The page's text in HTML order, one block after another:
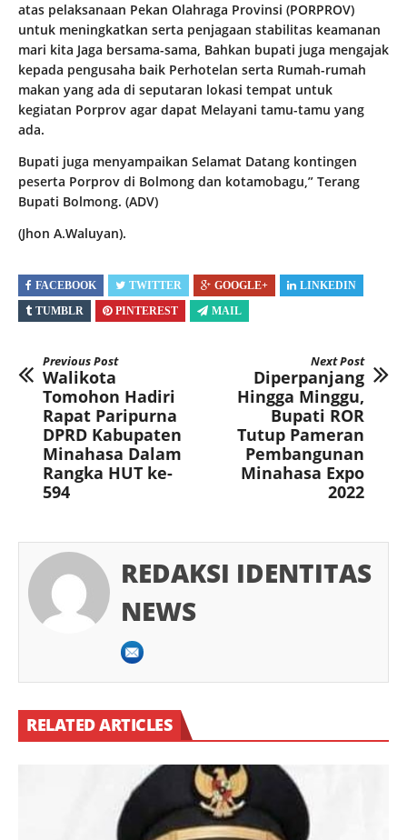
atas pelaksanaan Pekan Olahraga Provinsi (PORPROV)
untuk meningkatkan serta penjagaan stabilitas keamanan
mari kita Jaga bersama-sama, Bahkan bupati juga mengajak
kepada pengusaha baik Perhotelan serta Rumah-rumah
makan yang ada di seputaran lokasi tempat untuk
kegiatan Porprov agar dapat Melayani tamu-tamu yang
ada.
Bupati juga menyampaikan Selamat Datang kontingen
peserta Porprov di Bolmong dan kotamobagu,” Terang
Bupati Bolmong. (ADV)
(Jhon A.Waluyan).
FACEBOOK TWITTER GOOGLE+
LINKEDIN
TUMBLR
PINTEREST MAIL
Previous Post
Walikota
Tomohon Hadiri
Rapat Paripurna
DPRD Kabupaten
Minahasa Dalam
Rangka HUT ke-
594
Next Post
Diperpanjang
Hingga Minggu,
Bupati ROR
Tutup Pameran
Pembangunan
Minahasa Expo
2022
REDAKSI IDENTITAS
NEWS
RELATED ARTICLES